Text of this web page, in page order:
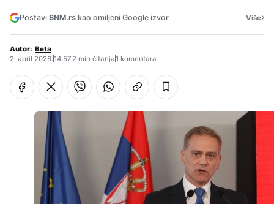
Postavi SNM.rs kao omiljeni Google izvor Više›
Autor: Beta
2. april 2026.14:57 2 min čitanja1 komentara